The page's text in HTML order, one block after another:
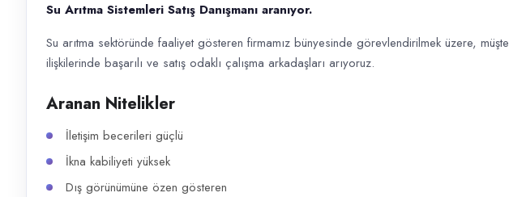
İlan açıklaması
Su Arıtma Sistemleri Satış Danışmanı aranıyor. Su arıtma sektöründe faaliyet gösteren firmamız
Su Arıtma Sistemleri Satış Danışmanı aranıyor.
Su arıtma sektöründe faaliyet gösteren firmamız bünyesinde görevlendirilmek üzere,
ilişkilerinde başarılı ve satış odaklı çalışma arkadaşları arıyoruz.
Aranan Nitelikler
İletişim becerileri güçlü
İkna kabiliyeti yüksek
Dış görünümüne özen gösteren